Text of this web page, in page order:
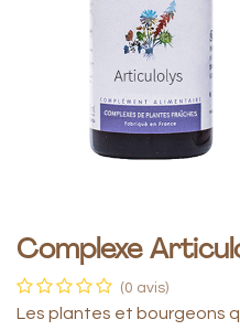
Complexe
(0 avis)
Les plantes et bourgeons